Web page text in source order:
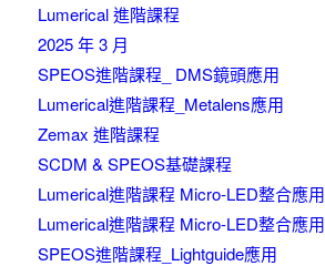
Lumerical 進階課程
2025 年 3 月
SPEOS進階課程_ DMS鏡頭應用
Lumerical進階課程_Metalens應用
Zemax 進階課程
SCDM & SPEOS基礎課程
Lumerical進階課程 Micro-LED整合應用
Lumerical進階課程 Micro-LED整合應用
SPEOS進階課程_Lightguide應用